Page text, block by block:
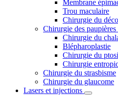
Membrane
Trou maculaire
Chirurgie du
Chirurgie des
Chirurgie du
Blépharoplastie
Chirurgie du
Chirurgie
Chirurgie du strasbisme
Chirurgie du glaucome
Lasers et injections